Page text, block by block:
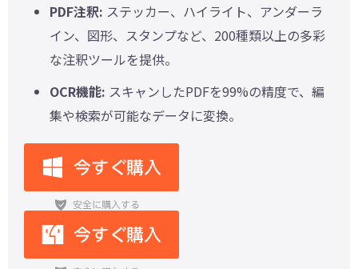
PDF注釈: ステッカー、ハイライト、アンダーラ
イン、図形、スタンプなど、200種類以上の多彩
な注釈ツールを提供。
OCR機能: スキャンしたPDFを99%の精度で、編
集や検索が可能なデータに変換。